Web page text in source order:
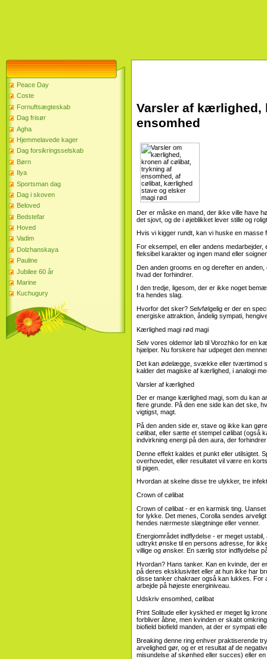
Peace Day
Coste
Fornuftsægteskab
Dag frisør
Agha
Hjemmelavede kager
Dag forsikringsselskab
Børn
Ilya
Sportsman dag
Dag i skoven
Beloved
Bedstefar
Hoved
Vadim
Dolzhanskaya
Pauline
Jubilee 60 år
Marine
Kuchugury
Varsler af kærlighed,
ensomhed
Der er måske en mand, der ikke ville have
det sjovt, og de i øjeblikket lever stille og
Hvis vi kigger rundt, kan vi huske en masse
For eksempel, en eller andens
fleksibel karakter og ingen mand eller
Den anden grooms en og derefter en
hvad der forhindrer.
I den tredje, ligesom, der er ikke noget
fra hendes slag.
Hvorfor det sker? Selvfølgelig er der en
energiske attraktion, åndelig sympati,
Kærlighed magi rød magi
Selv vores oldemor løb til Vorozhko for en
hjælper. Nu forskere har udpeget den
Det kan ødelægge, svække eller tværtimod
kalder det magiske af kærlighed, i analogi
Varsler af kærlighed
Der er mange kærlighed magi, som du kan
flere grunde. På den ene side kan det ske,
vigtigst, magt.
På den anden side er, stave og ikke kan
cølibat, eller sætte et stempel cølibat (også
indvirkning energi på den aura, der
Denne effekt kaldes et punkt eller utilsigtet.
overhovedet, eller resultatet vil være en
til pigen.
Hvordan at skelne disse tre ulykker, tre
Crown of cølibat
Crown of cølibat - er en karmisk ting.
for lykke. Det menes, Corolla sendes
hendes nærmeste slægtninge eller venner.
Energiområdet indflydelse - er meget
udtrykt ønske til en persons adresse, for
villige og ønsker. En særlig stor indflydelse
Hvordan? Hans tanker. Kan en kvinde, der
på deres eksklusivitet eller at hun ikke har
disse tanker chakraer også kan lukkes. For
arbejde på højeste energiniveau.
Udskriv ensomhed, cølibat
Print Solitude eller kyskhed er meget lig
forbliver åbne, men kvinden er skabt
biofield biofield manden, at der er sympati
Breaking denne ring enhver praktiserende
arvelighed gør, og er et resultat af de
misundelse af skønhed eller succes) eller en